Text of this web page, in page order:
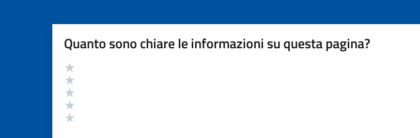
Quanto sono chiare le informazioni su questa pagina?
Valutazione